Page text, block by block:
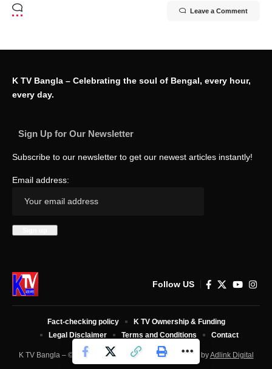
Leave a Comment
K TV Bangla – Celebrating the soul of Bengal, every hour,
every day.
Sign Up for Our Newsletter
Subscribe to our newsletter to get our newest articles instantly!
Email address:
Follow US
K TV Bangla – © 2025 All Rights Reserved. Developed byAdlink Digital
Fact-checking policy
K TV Ownership & Funding
Legal Disclaimer
Terms and Conditions Contact